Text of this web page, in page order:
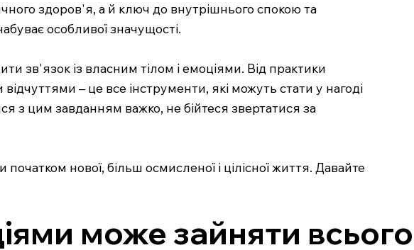
здоров'я, а й ключ до внутрішнього спокою та
особливої значущості.
зв'язок із власним тілом і емоціями. Від практики
– це все інструменти, які можуть стати у нагоді
з цим завданням важко, не бійтеся звертатися за
нової, більш осмисленої і цілісної життя. Давайте
може зайняти всього